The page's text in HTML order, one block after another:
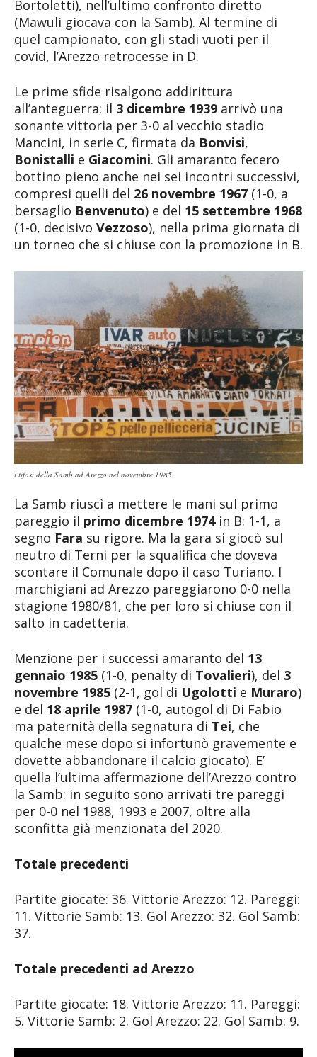
Bortoletti), nell’ultimo confronto diretto
(Mawuli giocava con la Samb). Al termine di
quel campionato, con gli stadi vuoti per il
covid, l’Arezzo retrocesse in D.
Le prime sfide risalgono addirittura
all’anteguerra: il 3 dicembre 1939 arrivò una
sonante vittoria per 3-0 al vecchio stadio
Mancini, in serie C, firmata da Bonvisi,
Bonistalli e Giacomini. Gli amaranto fecero
bottino pieno anche nei sei incontri successivi,
compresi quelli del 26 novembre 1967 (1-0, a
bersaglio Benvenuto) e del 15 settembre 1968
(1-0, decisivo Vezzoso), nella prima giornata di
un torneo che si chiuse con la promozione in B.
i tifosi della Samb ad Arezzo nel novembre 1985
La Samb riuscì a mettere le mani sul primo
pareggio il primo dicembre 1974in B: 1-1, a
segno Fara su rigore. Ma la gara si giocò sul
neutro di Terni per la squalifica che doveva
scontare il Comunale dopo il caso Turiano. I
marchigiani ad Arezzo pareggiarono 0-0 nella
stagione 1980/81, che per loro si chiuse con il
salto in cadetteria.
Menzione per i successi amaranto del 13
gennaio 1985 (1-0, penalty di Tovalieri), del 3
novembre 1985 (2-1, gol di Ugolotti e Muraro)
e del 18 aprile 1987 (1-0, autogol di Di Fabio
ma paternità della segnatura di Tei, che
qualche mese dopo si infortunò gravemente e
dovette abbandonare il calcio giocato). E’
quella l’ultima affermazione dell’Arezzo contro
la Samb: in seguito sono arrivati tre pareggi
per 0-0 nel 1988, 1993 e 2007, oltre alla
sconfitta già menzionata del 2020.
Totale precedenti
Partite giocate: 36. Vittorie Arezzo: 12. Pareggi:
11. Vittorie Samb: 13. Gol Arezzo: 32. Gol Samb:
37.
Totale precedenti ad Arezzo
Partite giocate: 18. Vittorie Arezzo: 11. Pareggi:
5. Vittorie Samb: 2. Gol Arezzo: 22. Gol Samb: 9.